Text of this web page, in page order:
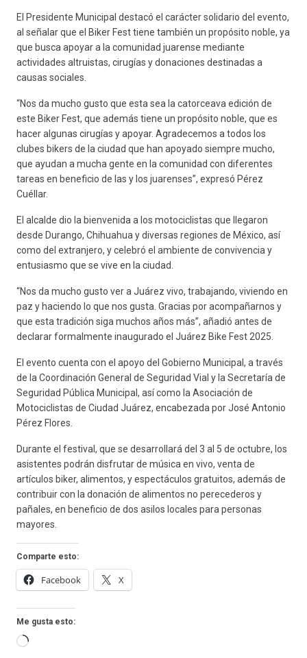
El Presidente Municipal destacó el carácter solidario del evento,
al señalar que el Biker Fest tiene también un propósito noble, ya
que busca apoyar a la comunidad juarense mediante
actividades altruistas, cirugías y donaciones destinadas a
causas sociales.
“Nos da mucho gusto que esta sea la catorceava edición de
este Biker Fest, que además tiene un propósito noble, que es
hacer algunas cirugías y apoyar. Agradecemos a todos los
clubes bikers de la ciudad que han apoyado siempre mucho,
que ayudan a mucha gente en la comunidad con diferentes
tareas en beneficio de las y los juarenses”, expresó Pérez
Cuéllar.
El alcalde dio la bienvenida a los motociclistas que llegaron
desde Durango, Chihuahua y diversas regiones de México, así
como del extranjero, y celebró el ambiente de convivencia y
entusiasmo que se vive en la ciudad.
“Nos da mucho gusto ver a Juárez vivo, trabajando, viviendo en
paz y haciendo lo que nos gusta. Gracias por acompañarnos y
que esta tradición siga muchos años más”, añadió antes de
declarar formalmente inaugurado el Juárez Bike Fest 2025.
El evento cuenta con el apoyo del Gobierno Municipal, a través
de la Coordinación General de Seguridad Vial y la Secretaría de
Seguridad Pública Municipal, así como la Asociación de
Motociclistas de Ciudad Juárez, encabezada por José Antonio
Pérez Flores.
Durante el festival, que se desarrollará del 3 al 5 de octubre, los
asistentes podrán disfrutar de música en vivo, venta de
artículos biker, alimentos, y espectáculos gratuitos, además de
contribuir con la donación de alimentos no perecederos y
pañales, en beneficio de dos asilos locales para personas
mayores.
Comparte esto:
Facebook X
Me gusta esto:
Cargando...